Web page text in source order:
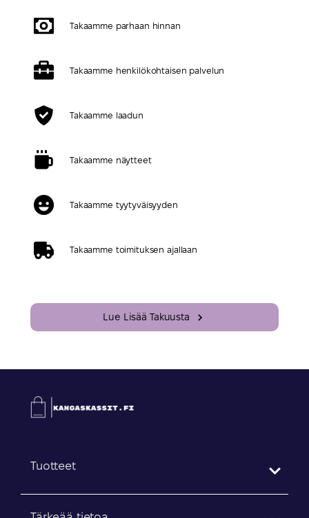
Takaamme parhaan hinnan
Takaamme henkilökohtaisen palvelun
Takaamme laadun
Takaamme näytteet
Takaamme tyytyväisyyden
Takaamme toimituksen ajallaan
Lue Lisää Takuusta
Tuotteet